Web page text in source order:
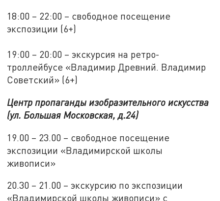
18:00 – 22:00 – свободное посещение
экспозиции (6+)
19:00 – 20:00 – экскурсия на ретро-
троллейбусе «Владимир Древний. Владимир
Советский» (6+)
Центр пропаганды изобразительного искусства
(ул. Большая Московская, д.24)
19.00 – 23.00 – свободное посещение
экспозиции «Владимирской школы
живописи»
20.30 – 21.00 – экскурсию по экспозиции
«Владимирской школы живописи» с